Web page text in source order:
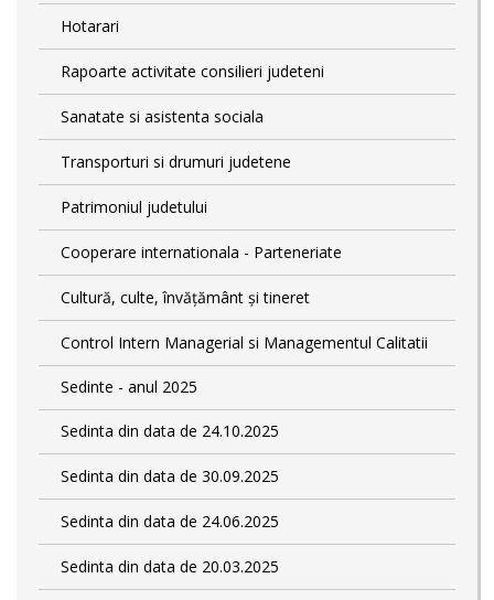
Hotarari
Rapoarte activitate consilieri judeteni
Sanatate si asistenta sociala
Transporturi si drumuri judetene
Patrimoniul judetului
Cooperare internationala - Parteneriate
Cultură, culte, învățământ și tineret
Control Intern Managerial si Managementul Calitatii
Sedinte - anul 2025
Sedinta din data de 24.10.2025
Sedinta din data de 30.09.2025
Sedinta din data de 24.06.2025
Sedinta din data de 20.03.2025